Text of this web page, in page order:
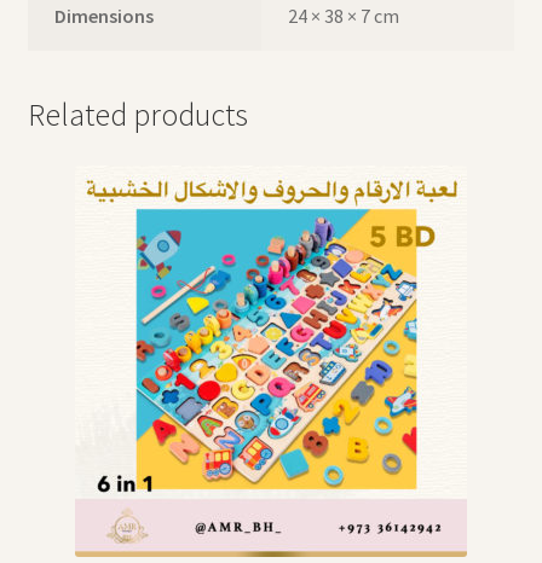
Dimensions 24 × 38 × 7 cm
Related products